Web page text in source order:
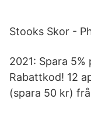
Stooks Skor -
2021: Spara
Rabattkod! 12
(spara 50 kr)